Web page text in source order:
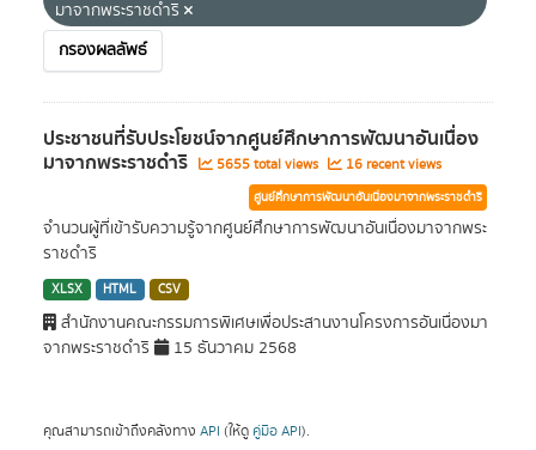
มาจากพระราชดำริ
กรองผลลัพธ์
ประชาชนที่รับประโยชน์จากศูนย์ศึกษาการพัฒนาอันเนื่อง
มาจากพระราชดำริ 5655 total views 16 recent views
ศูนย์ศึกษาการพัฒนาอันเนื่องมาจากพระราชดำริ
จำนวนผู้ที่เข้ารับความรู้จากศูนย์ศึกษาการพัฒนาอันเนื่องมาจากพระ
ราชดำริ
XLSX HTML CSV
สำนักงานคณะกรรมการพิเศษเพื่อประสานงานโครงการอันเนื่องมา
จากพระราชดำริ
15 ธันวาคม 2568
คุณสามารถเข้าถึงคลังทาง API (ให้ดู คู่มือ API).